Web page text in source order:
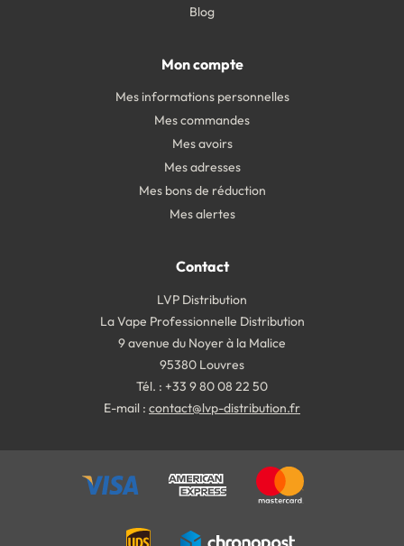
Blog
Mon compte
Mes informations personnelles
Mes commandes
Mes avoirs
Mes adresses
Mes bons de réduction
Mes alertes
Contact
LVP Distribution
La Vape Professionnelle Distribution
9 avenue du Noyer à la Malice
95380 Louvres
Tél. : +33 9 80 08 22 50
E-mail : contact@lvp-distribution.fr